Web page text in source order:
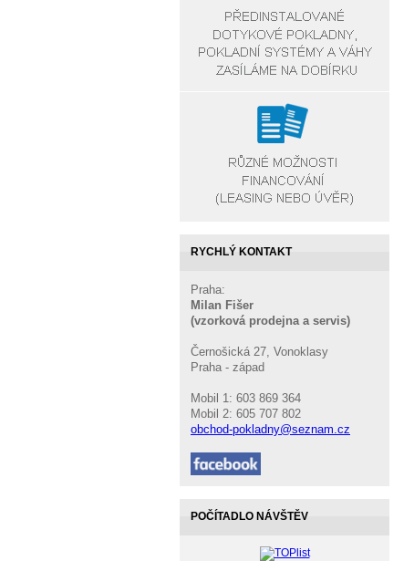
RYCHLÝ KONTAKT
Praha:
Milan Fišer
(vzorková prodejna a servis)
Černošická 27, Vonoklasy
Praha - západ
Mobil 1: 603 869 364
Mobil 2: 605 707 802
obchod-pokladny@seznam.cz
POČÍTADLO NÁVŠTĚV